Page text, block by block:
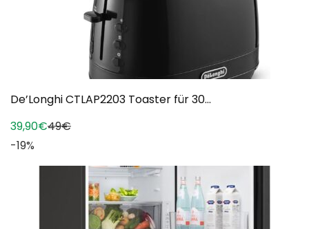
De’Longhi CTLAP2203 Toaster für 30...
39,90€49€
-19%